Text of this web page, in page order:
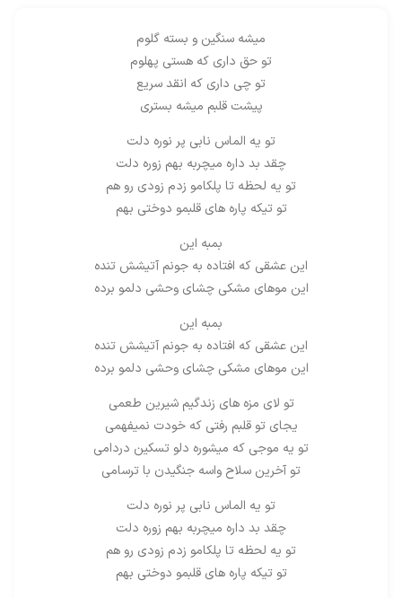
میشه سنگین و بسته گلوم
تو حق داری که هستی پهلوم
تو چی داری که انقد سریع
پیشت قلبم میشه بستری
تو یه الماس نابی پر نوره دلت
چقد بد داره میچربه بهم زوره دلت
تو یه لحظه تا پلکامو زدم زودی رو هم
تو تیکه پاره های قلبمو دوختی بهم
بمبه این
این عشقی که افتاده به جونم آتیشش تنده
این موهای مشکی چشای وحشی دلمو برده
بمبه این
این عشقی که افتاده به جونم آتیشش تنده
این موهای مشکی چشای وحشی دلمو برده
تو لای مزه های زندگیم شیرین طعمی
یجای تو قلبم رفتی که خودت نمیفهمی
تو یه موجی که میشوره دلو تسکین دردامی
تو آخرین سلاح واسه جنگیدن با ترسامی
تو یه الماس نابی پر نوره دلت
چقد بد داره میچربه بهم زوره دلت
تو یه لحظه تا پلکامو زدم زودی رو هم
تو تیکه پاره های قلبمو دوختی بهم